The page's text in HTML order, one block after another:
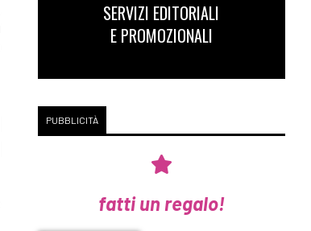
SERVIZI EDITORIALI
E PROMOZIONALI
PUBBLICITÀ
fatti un regalo!